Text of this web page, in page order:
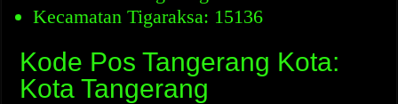
Kecamatan Tigaraksa: 15136
Kode Pos Tangerang Kota:
Kota Tangerang